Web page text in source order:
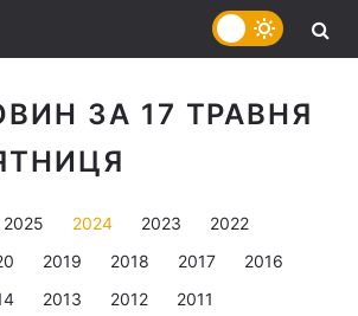
ЗА 17 ТРАВНЯ
2025 2024 2023
2022
2019 2018 2017
2016
2013 2012
2011